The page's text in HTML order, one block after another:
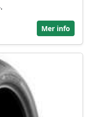
Mer info